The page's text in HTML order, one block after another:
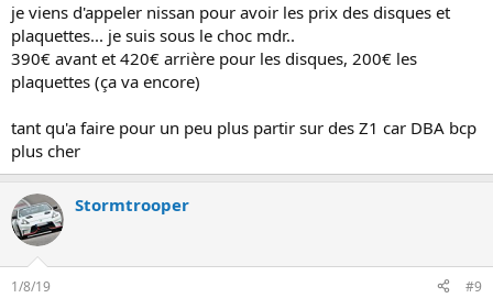
je viens d'appeler nissan pour avoir les prix des disques et
plaquettes... je suis sous le choc mdr..
390€ avant et 420€ arrière pour les disques, 200€ les
plaquettes (ça va encore)
tant qu'a faire pour un peu plus partir sur des Z1 car DBA bcp
plus cher
Stormtrooper
1/8/19 #9